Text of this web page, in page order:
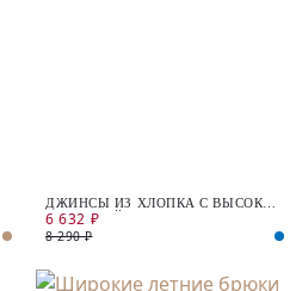
ДЖИНСЫ ИЗ ХЛОПКА С ВЫСОКОЙ
ПОСАДКОЙ
6 632 ₽
8 290 ₽